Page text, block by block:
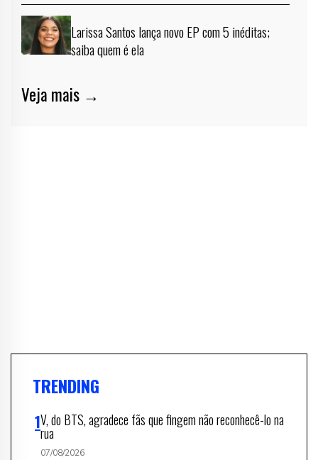
Larissa Santos lança novo EP com 5 inéditas;
saiba quem é ela
Veja mais →
TRENDING
V, do BTS, agradece fãs que fingem não reconhecê-lo na
rua
07/08/2026